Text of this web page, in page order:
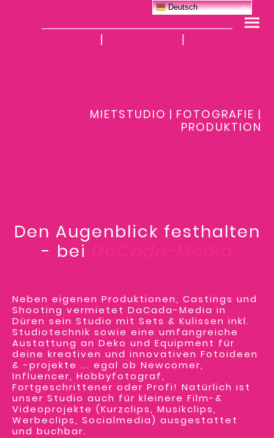
MIETSTUDIO | FOTOGRAFIE |
PRODUKTION
Den Augenblick festhalten
- bei
Neben eigenen Produktionen, Castings und
Shooting vermietet DaCada-Media in
Düren sein Studio mit Sets & Kulissen inkl.
Studiotechnik sowie eine umfangreiche
Austattung an Deko und Equipment für
deine kreativen und innovativen Fotoideen
& -projekte ... egal ob Newcomer,
Influencer, Hobbyfotograf,
Fortgeschrittener oder Profi! Natürlich ist
unser Studio auch für kleinere Film-&
Videoprojekte (Kurzclips, Musikclips,
Werbeclips, Socialmedia) ausgestattet
und buchbar.
Deutsch